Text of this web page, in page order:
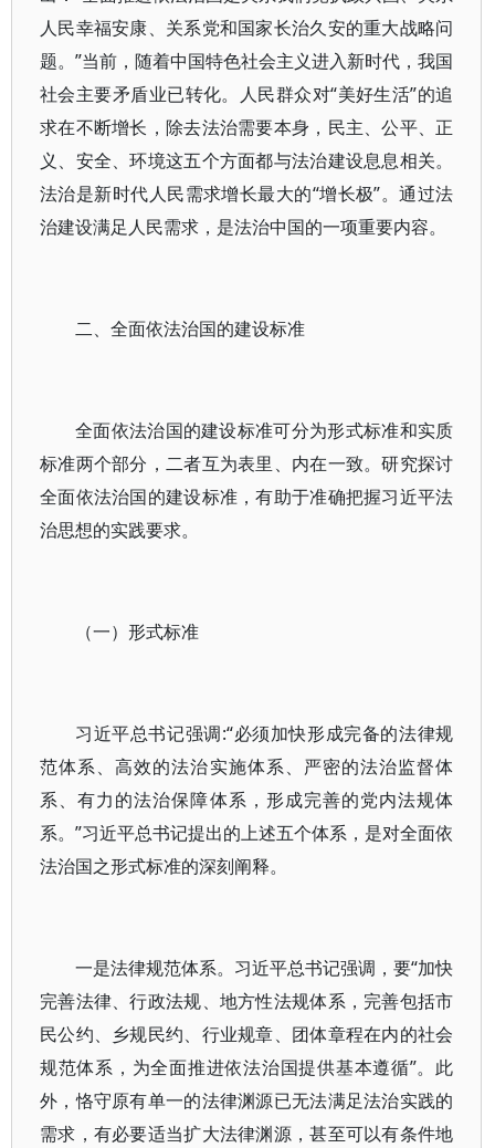
人民幸福安康、关系党和国家长治久安的重大战略问
题。”当前，随着中国特色社会主义进入新时代，我国
社会主要矛盾业已转化。人民群众对“美好生活”的追
求在不断增长，除去法治需要本身，民主、公平、正
义、安全、环境这五个方面都与法治建设息息相关。
法治是新时代人民需求增长最大的“增长极”。通过法
治建设满足人民需求，是法治中国的一项重要内容。
二、全面依法治国的建设标准
全面依法治国的建设标准可分为形式标准和实质
标准两个部分，二者互为表里、内在一致。研究探讨
全面依法治国的建设标准，有助于准确把握习近平法
治思想的实践要求。
（一）形式标准
习近平总书记强调:“必须加快形成完备的法律规
范体系、高效的法治实施体系、严密的法治监督体
系、有力的法治保障体系，形成完善的党内法规体
系。”习近平总书记提出的上述五个体系，是对全面依
法治国之形式标准的深刻阐释。
一是法律规范体系。习近平总书记强调，要“加快
完善法律、行政法规、地方性法规体系，完善包括市
民公约、乡规民约、行业规章、团体章程在内的社会
规范体系，为全面推进依法治国提供基本遵循”。此
外，恪守原有单一的法律渊源已无法满足法治实践的
需求，有必要适当扩大法律渊源，甚至可以有条件地